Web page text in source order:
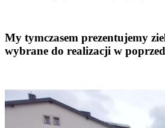
My tymczasem prezentujemy
wybrane do realizacji w